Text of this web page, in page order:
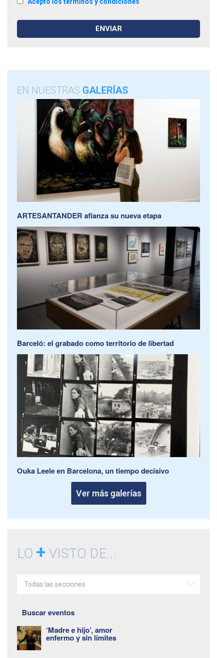
Acepto los términos y condiciones
EN NUESTRAS GALERÍAS
ARTESANTANDER afianza su nueva etapa
Barceló: el grabado como territorio de libertad
Ouka Leele en Barcelona, un tiempo decisivo
Ver más galerías
LO + VISTO DE...
Todas las secciones
Buscar eventos
‘Madre e hijo’, amor
enfermo y sin límites